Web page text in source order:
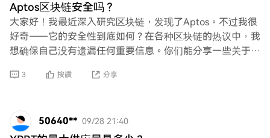
Aptos区块链安全吗？
大家好！我最近深入研究区块链，发现了Aptos。不过我很
好奇——它的安全性到底如何？在各种区块链的热议中，我
想确保自己没有遗漏任何重要信息。你们能分享一些关于它
3 按讚 分享
50640** 09/28 21:40